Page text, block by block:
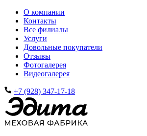
О компании
Контакты
Все филиалы
Услуги
Довольные покупатели
Отзывы
Фотогалерея
Видеогалерея
+7 (928) 347-17-18